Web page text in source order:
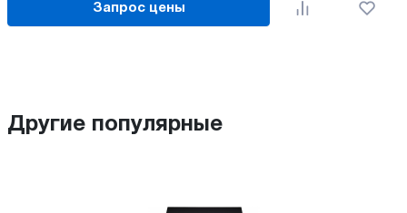
Запрос цены
Другие популярные